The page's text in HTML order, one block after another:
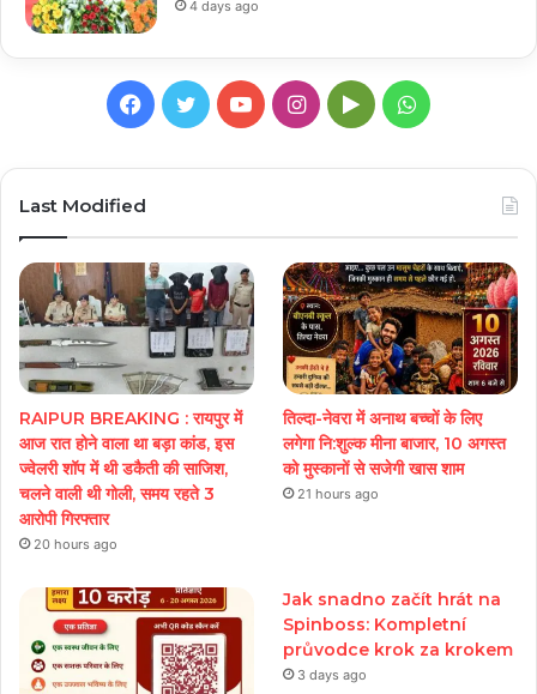
4 days ago
Facebook
TwitterYouTubeInstagram
GoogleWhatsApp
Last Modified
RAIPUR BREAKING : रायपुर में
आज रात होने वाला था बड़ा कांड, इस
ज्वेलरी शॉप में थी डकैती की साजिश,
चलने वाली थी गोली, समय रहते 3
आरोपी गिरफ्तार
20 hours ago
तिल्दा-नेवरा में अनाथ बच्चों के लिए
लगेगा नि:शुल्क मीना बाजार, 10 अगस्त
को मुस्कानों से सजेगी खास शाम
21 hours ago
Jak snadno začít hrát na
Spinboss: Kompletní
průvodce krok za krokem
3 days ago